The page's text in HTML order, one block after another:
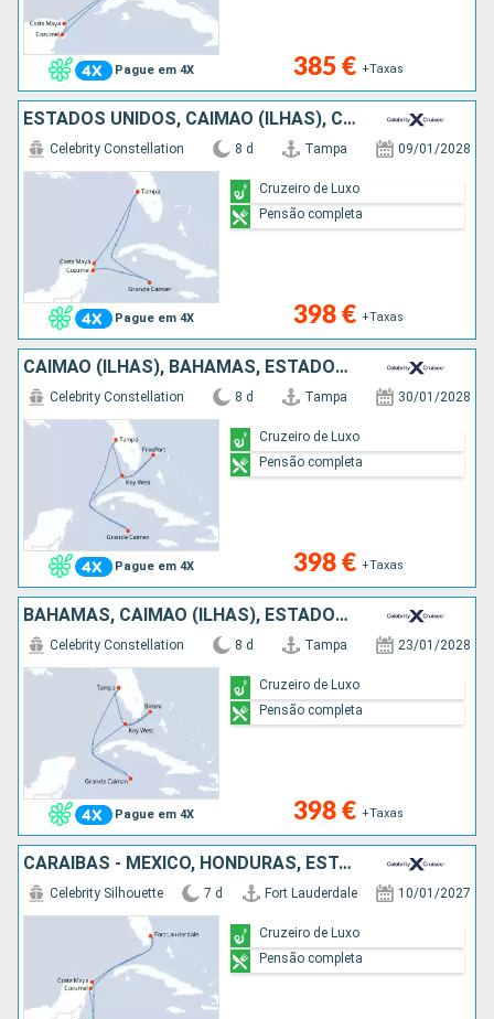
Pague em 4X 385 € +Taxas
ESTADOS UNIDOS, CAIMÃO (ILHAS), CARAIBAS - MEXICO
Pague em 4X
Celebrity Constellation 8 d Tampa 09/01/2028
398 € +Taxas
Cruzeiro de Luxo
Pensão completa
CAIMÃO (ILHAS), BAHAMAS, ESTADOS UNIDOS
Pague em 4X
Celebrity Constellation 8 d Tampa 30/01/2028
398 € +Taxas
Cruzeiro de Luxo
Pensão completa
BAHAMAS, CAIMÃO (ILHAS), ESTADOS UNIDOS
Pague em 4X
Celebrity Constellation 8 d Tampa 23/01/2028
398 € +Taxas
Cruzeiro de Luxo
Pensão completa
CARAIBAS - MEXICO, HONDURAS, ESTADOS UNIDOS
Celebrity Silhouette 7 d Fort Lauderdale 10/01/2027
Cruzeiro de Luxo
Pensão completa